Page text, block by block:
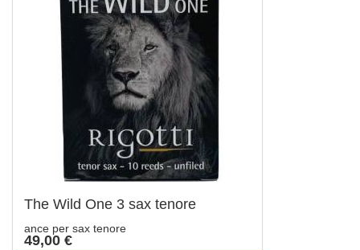
The Wild One 3 sax tenore
ance per sax tenore
49,00 €